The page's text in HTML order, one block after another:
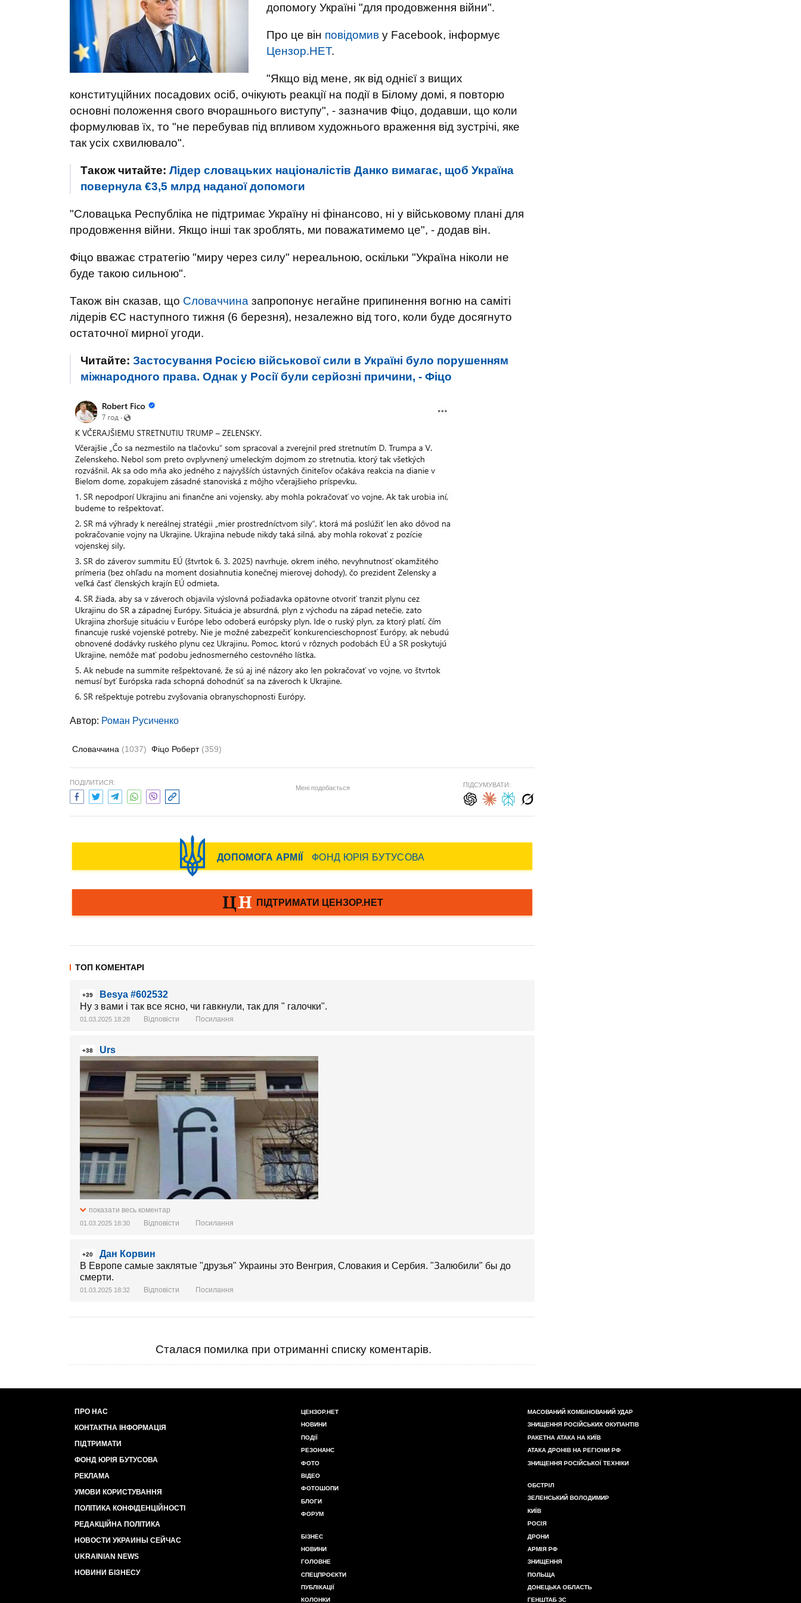
допомогу Україні "для продовження війни".
Про це він повідомив у Facebook, інформує
Цензор.НЕТ.
"Якщо від мене, як від однієї з вищих
конституційних посадових осіб, очікують реакції на події в Білому домі, я повторю
основні положення свого вчорашнього виступу", - зазначив Фіцо, додавши, що коли
формулював їх, то "не перебував під впливом художнього враження від зустрічі, яке
так усіх схвилювало".
Також читайте: Лідер словацьких націоналістів Данко вимагає, щоб Україна
повернула €3,5 млрд наданої допомоги
"Словацька Республіка не підтримає Україну ні фінансово, ні у військовому плані для
продовження війни. Якщо інші так зроблять, ми поважатимемо це", - додав він.
Фіцо вважає стратегію "миру через силу" нереальною, оскільки "Україна ніколи не
буде такою сильною".
Також він сказав, що Словаччина запропонує негайне припинення вогню на саміті
лідерів ЄС наступного тижня (6 березня), незалежно від того, коли буде досягнуто
остаточної мирної угоди.
Читайте: Застосування Росією військової сили в Україні було порушенням
міжнародного права. Однак у Росії були серйозні причини, - Фіцо
Автор: Роман Русиченко
Словаччина (1037) Фіцо Роберт (359)
ПОДІЛИТИСЯ:
Мені подобається ПІДСУМУВАТИ:
ТОП КОМЕНТАРІ
+39
Besya #602532
Ну з вами і так все ясно, чи гавкнули, так для " галочки".
01.03.2025 18:28 Відповісти Посилання
+38 Urs
показати весь коментар
01.03.2025 18:30 Відповісти Посилання
+20
Дан Корвин
В Европе самые заклятые "друзья" Украины это Венгрия, Словакия и Сербия. "Залюбили" бы до
смерти.
01.03.2025 18:32 Відповісти Посилання
Сталася помилка при отриманні списку коментарів.
ПРО НАС
КОНТАКТНА ІНФОРМАЦІЯ
ПІДТРИМАТИ
ФОНД ЮРІЯ БУТУСОВА
РЕКЛАМА
УМОВИ КОРИСТУВАННЯ
ПОЛІТИКА КОНФІДЕНЦІЙНОСТІ
РЕДАКЦІЙНА ПОЛІТИКА
НОВОСТИ УКРАИНЫ СЕЙЧАС
UKRAINIAN NEWS
НОВИНИ БІЗНЕСУ
ЦЕНЗОР.НЕТ
НОВИНИ
ПОДІЇ
РЕЗОНАНС
ФОТО
ВІДЕО
ФОТОШОПИ
БЛОГИ
ФОРУМ
БІЗНЕС
НОВИНИ
ГОЛОВНЕ
СПЕЦПРОЄКТИ
ПУБЛІКАЦІЇ
КОЛОНКИ
МАСОВАНИЙ КОМБІНОВАНИЙ УДАР
ЗНИЩЕННЯ РОСІЙСЬКИХ ОКУПАНТІВ
РАКЕТНА АТАКА НА КИЇВ
АТАКА ДРОНІВ НА РЕГІОНИ РФ
ЗНИЩЕННЯ РОСІЙСЬКОЇ ТЕХНІКИ
ОБСТРІЛ
ЗЕЛЕНСЬКИЙ ВОЛОДИМИР
КИЇВ
РОСІЯ
ДРОНИ
АРМІЯ РФ
ЗНИЩЕННЯ
ПОЛЬЩА
ДОНЕЦЬКА ОБЛАСТЬ
ГЕНШТАБ ЗС